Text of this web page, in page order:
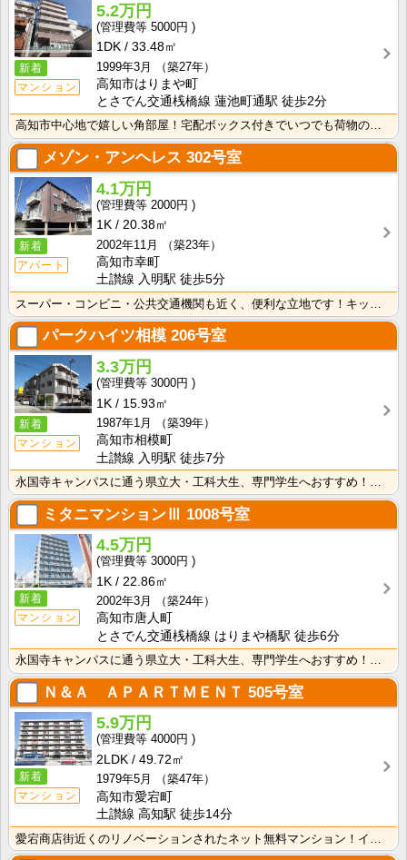
新着
マンション
5.2万円
5000円
1DK
33.48㎡
1999年3月
（築27年）
高知市はりまや町
とさでん交通桟橋線 蓮池町通駅 徒歩2分
高知市中心地で嬉しい角部屋！宅配ボックス付きでいつでも荷物の受け取りができますね！来客時も安心のオー･･･
メゾン・アンヘレス 302号室
新着
アパート
4.1万円
2000円
1K
20.38㎡
2002年11月
（築23年）
高知市幸町
土讃線 入明駅 徒歩5分
パークハイツ相模 206号室
新着
マンション
3.3万円
3000円
1K
15.93㎡
1987年1月
（築39年）
高知市相模町
土讃線 入明駅 徒歩7分
ミタニマンションⅢ 1008号室
新着
マンション
4.5万円
3000円
1K
22.86㎡
2002年3月
（築24年）
高知市唐人町
とさでん交通桟橋線 はりまや橋駅 徒歩6分
Ｎ＆Ａ ＡＰＡＲＴＭＥＮＴ 505号室
新着
マンション
5.9万円
4000円
2LDK
49.72㎡
1979年5月
（築47年）
高知市愛宕町
土讃線 高知駅 徒歩14分